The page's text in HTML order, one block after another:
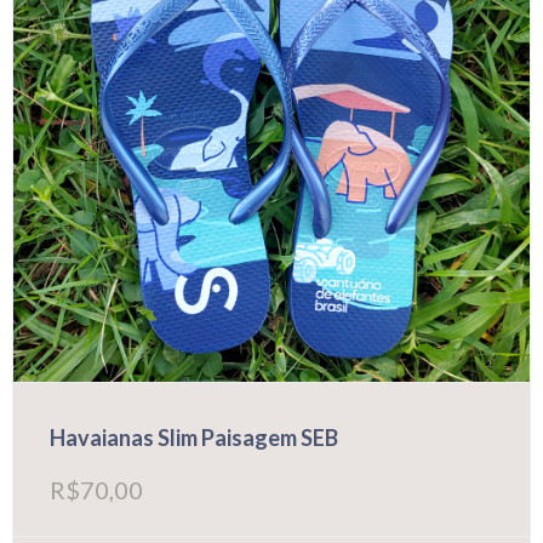
na
página
do
produto
Havaianas Slim Paisagem SEB
R$70,00